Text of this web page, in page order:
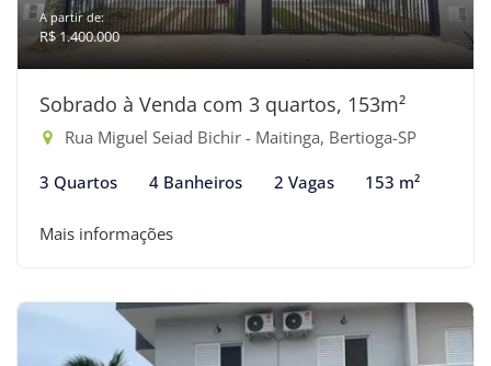
A partir de:
R$ 1.400.000
Sobrado à Venda com 3 quartos, 153m²
Rua Miguel Seiad Bichir - Maitinga, Bertioga-SP
3 Quartos 4 Banheiros 2 Vagas 153 m²
Mais informações